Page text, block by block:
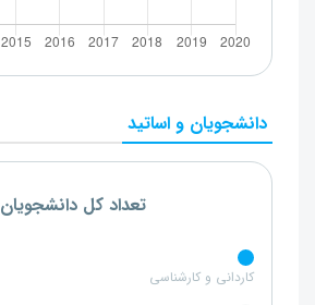
دانشجویان و اساتید
تعداد کل
کاردانی و کارشناسی